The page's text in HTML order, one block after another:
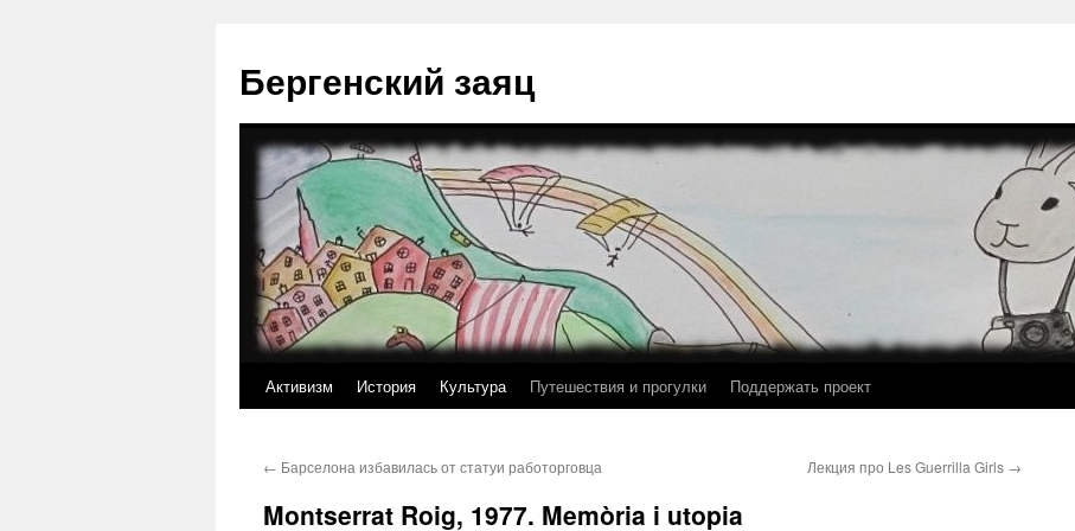
содержимому
Бергенский заяц
Активизм История Культура Путешествия и прогулки Поддержать проект
← Барселона избавилась от статуи работорговца Лекция про Les Guerrilla Girls →
Montserrat Roig, 1977. Memòria i utopia